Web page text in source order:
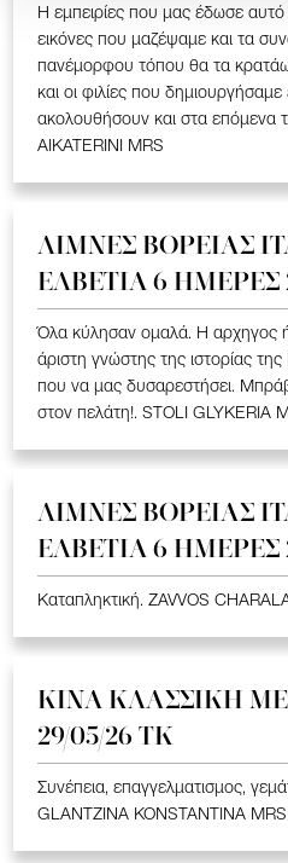
Η εμπειρίες που μας έδωσε αυτό
εικόνες που μαζέψαμε και τα
πανέμορφου τόπου θα τα
και οι φιλίες που
ακολουθήσουν και στα επόμενα
AIKATERINI MRS
ΛΙΜΝΕΣ ΒΟΡΕΙΑΣ
ΕΛΒΕΤΙΑ 6 ΗΜΕΡΕΣ
Όλα κύλησαν ομαλά. Η αρχηγος
άριστη γνώστης της ιστορίας της
που να μας δυσαρεστήσει.
στον πελάτη!. STOLI GLYKERIA
ΛΙΜΝΕΣ ΒΟΡΕΙΑΣ
ΕΛΒΕΤΙΑ 6 ΗΜΕΡΕΣ
Καταπληκτική. ZAVVOS
ΚΙΝΑ KΛΑΣΣΙΚΗ
29/05/26 ΤΚ
Συνέπεια, επαγγελματισμος,
GLANTZINA KONSTANTINA MRS